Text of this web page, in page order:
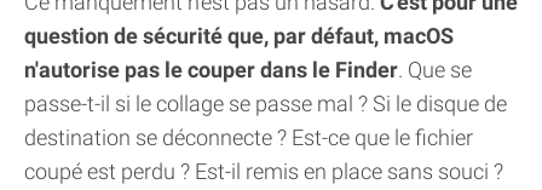
question de sécurité que, par défaut, macOS
n'autorise pas le couper dans le Finder. Que se
passe-t-il si le collage se passe mal ? Si le disque de
destination se déconnecte ? Est-ce que le fichier
coupé est perdu ? Est-il remis en place sans souci ?